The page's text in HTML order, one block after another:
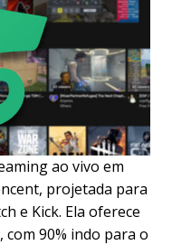
ao vivo em
projetada para
e Kick. Ela oferece
com 90% indo para o